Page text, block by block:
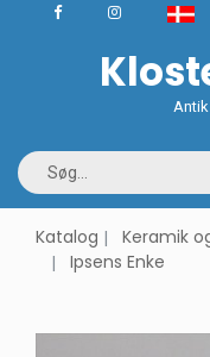
Katalog
Keramik
Ipsens Enke